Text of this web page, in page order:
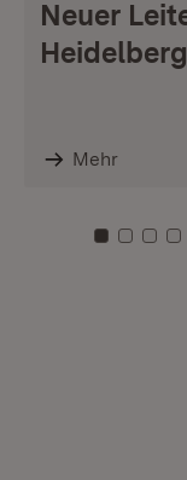
Neuer
Heidelberg
Mehr
ZuZuZu